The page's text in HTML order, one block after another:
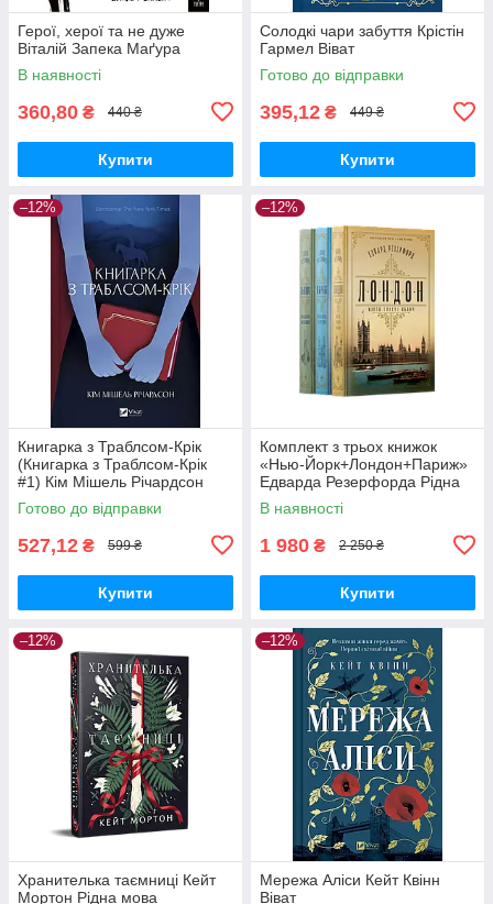
Герої, херої та не дуже
Віталій Запека Маґура
В наявності
360,80 ₴ 440 ₴
Купити
Солодкі чари забуття Крістін
Гармел Віват
Готово до відправки
395,12 ₴ 449 ₴
Купити
–12%
Книгарка з Траблсом-Крік
(Книгарка з Траблсом-Крік
#1) Кім Мішель Річардсон
Віват
Готово до відправки
527,12 ₴ 599 ₴
Купити
–12%
Комплект з трьох книжок
«Нью-Йорк+Лондон+Париж»
Едварда Резерфорда Рідна
мова
В наявності
1 980 ₴ 2 250 ₴
Купити
–12%
Хранителька таємниці Кейт
Мортон Рідна мова
–12%
Мережа Аліси Кейт Квінн
Віват